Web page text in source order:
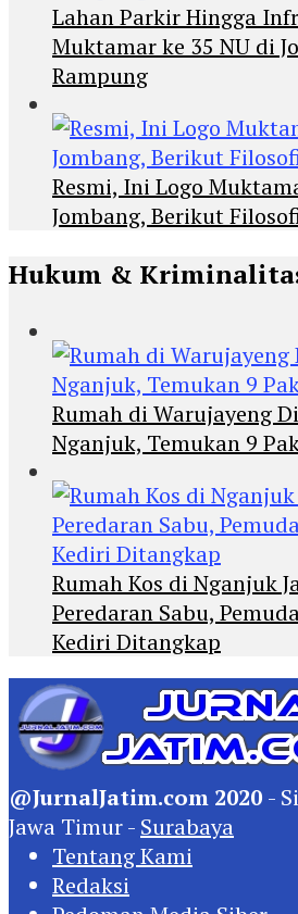
Lahan Parkir Hingga
Muktamar ke 35 NU di
Rampung
Resmi, Ini Logo
Jombang, Berikut
Hukum &
Rumah di Warujayeng
Nganjuk, Temukan 9
Rumah Kos di Nganjuk
Peredaran Sabu,
Kediri Ditangkap
@JurnalJatim.com 2020 -
Jawa Timur - Surabaya
Tentang Kami
Redaksi